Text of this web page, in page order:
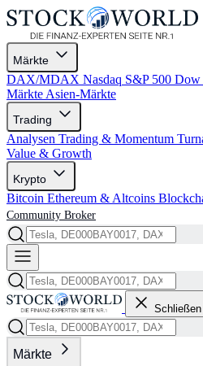
Märkte
DAX/MDAX Nasdaq S&P 500 Dow
Märkte Asien-Märkte
Trading
Analysen Trading & Momentum
Value & Growth
Krypto
Bitcoin Ethereum & Altcoins
Community Broker
Schließen
Märkte